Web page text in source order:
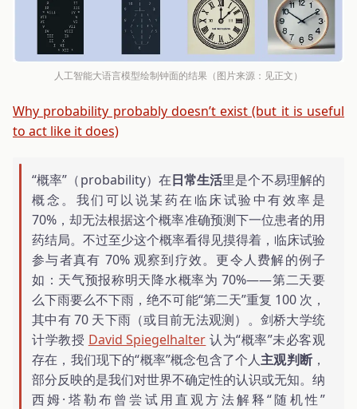
人工智能大语言模型绘制钟面的结果（图片来源：见正文）
Why probability probably doesn’t exist (but it is useful
to act like it does)
“概率”（probability）在日常生活里是个不易理解的
概念。我们可以说某药在临床试验中有效率是
70%，却无法根据这个概率准确预测下一位患者的用
药结局。不过至少这个概率看得见摸得着，临床试验
参与者真有 70% 观察到疗效。更令人费解的例子
如：天气预报称明天降水概率为 70%——第二天要
么下雨要么不下雨，绝不可能“第二天”重复 100 次，
其中有 70 天下雨（或目前无法观测）。剑桥大学统
计学教授 David Spiegelhalter 认为“概率”未必客观
存在，我们现下的“概率”概念包含了个人主观判断 ，
部分反映的是我们对世界不确定性的认识或无知。纳
西姆·塔勒布曾尝试用直观方法解释“随机性”